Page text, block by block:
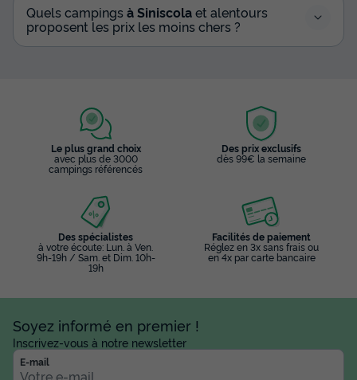
Quels campings à Siniscolaet alentours
proposent les prix les moins chers ?
Le plus grand choix
avec plus de 3000
campings référencés
Des prix exclusifs
dès 99€ la semaine
Des spécialistes
à votre écoute: Lun. à Ven.
9h-19h / Sam. et Dim. 10h-
19h
Facilités de paiement
Réglez en 3x sans frais ou
en 4x par carte bancaire
Soyez informé en premier !
Inscrivez-vous à notre newsletter
E-mail